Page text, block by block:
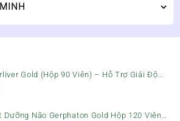
Gold (Hộp 90 Viên) – Hỗ Trợ Giải Độc
& Bảo Vệ Gan
Dưỡng Não Gerphaton Gold Hộp 120 Viên